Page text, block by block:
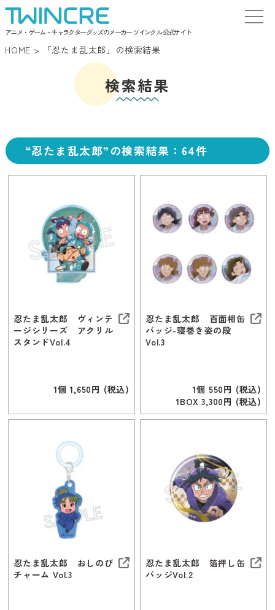
アニメ・ゲーム・キャラクターグッズのメーカー ツインクル 公式サイト
HOME > 「忍たま乱太郎」の検索結果
検索結果
“忍たま乱太郎”の検索結果：64件
忍たま乱太郎 ヴィンテ
ージシリーズ アクリル
スタンドVol.4
1個 1,650円 (税込)
忍たま乱太郎 百面相缶
バッジ-寝巻き姿の段
Vol.3
1個 550円 (税込)
1BOX 3,300円 (税込)
忍たま乱太郎 おしのび
チャーム Vol.3
忍たま乱太郎 箔押し缶
バッジVol.2